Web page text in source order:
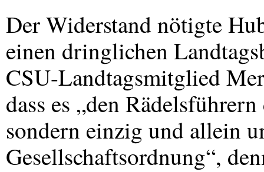
Der Widerstand nötigte
einen dringlichen
CSU-Landtagsmitglied
dass es „den
sondern einzig und allein
Gesellschaftsordnung“,